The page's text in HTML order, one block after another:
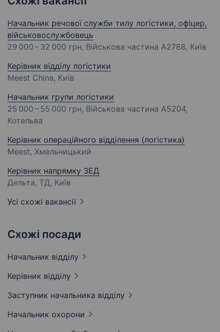
Начальник речової служби тилу логістики, офіцер,
військовослужбовець
29 000 – 32 000 грн, Військова частина А2788, Київ
Керівник відділу логістики
Meest China, Київ
Начальник групи логістики
25 000 – 55 000 грн, Військова частина А5204,
Котельва
Керівник операційного відділення (логістика)
Meest, Хмельницький
Керівник напрямку ЗЕД
Дельта, ТД, Київ
Усі схожі вакансії
Схожі посади
Начальник відділу
Керівник відділу
Заступник начальника відділу
Начальник охорони